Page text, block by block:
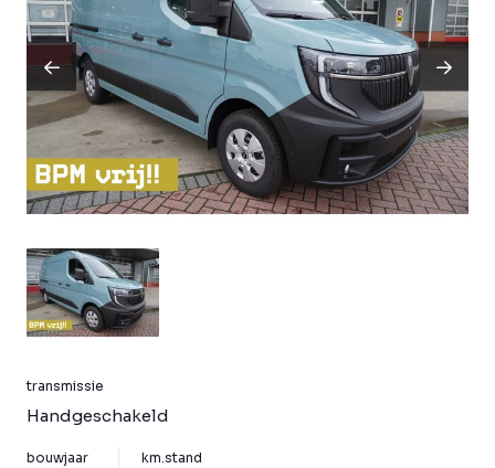
transmissie
Handgeschakeld
bouwjaar km.stand